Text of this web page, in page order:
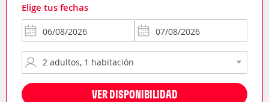
Elige tus fechas
VER DISPONIBILIDAD